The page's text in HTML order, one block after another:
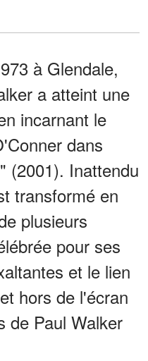
à Glendale,
a atteint une
incarnant le
dans
(2001). Inattendu
transformé en
plusieurs
pour ses
et le lien
hors de l'écran
de Paul Walker